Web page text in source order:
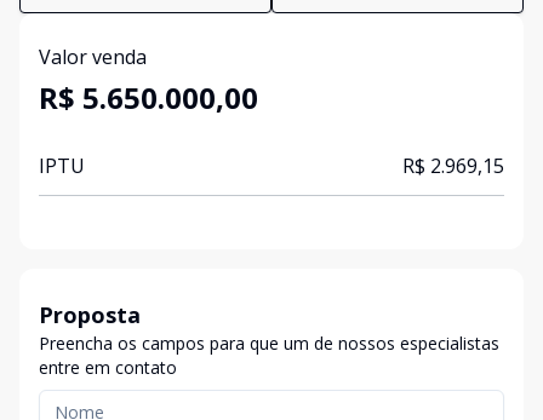
Valor venda
R$ 5.650.000,00
IPTU R$ 2.969,15
Proposta
Preencha os campos para que um de nossos especialistas
entre em contato